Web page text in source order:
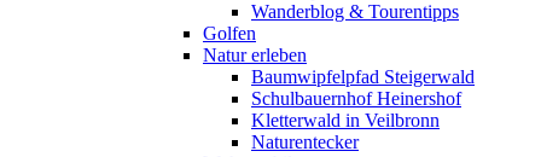
Wanderblog & Tourentipps
Golfen
Natur erleben
Baumwipfelpfad Steigerwald
Schulbauernhof Heinershof
Kletterwald in Veilbronn
Naturentecker